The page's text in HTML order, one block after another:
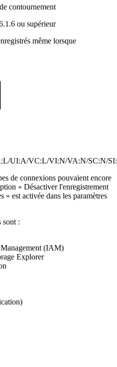
contournement
ou supérieur
même lorsque
UI:A/VC:L/VI:N/VA:N/SC:N/
de connexions pouvaient encore
« Désactiver l'enregistrement
» est activée dans les paramètres
sont :
(IAM)
Explorer